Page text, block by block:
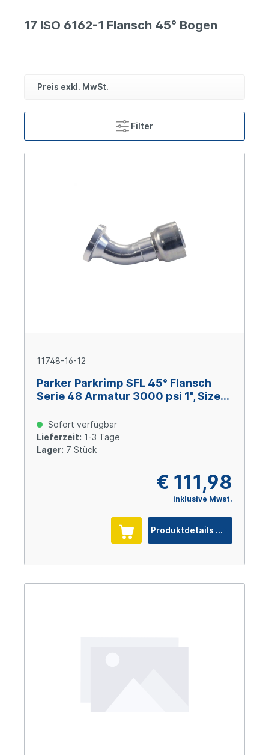
17 ISO 6162-1 Flansch 45° Bogen
Preis exkl. MwSt.
Filter
11748-16-12
Parker Parkrimp SFL 45° Flansch
Serie 48 Armatur 3000 psi 1", Size
Sofort verfügbar
Lieferzeit: 1-3 Tage
Lager: 7 Stück
€ 111,98
inklusive Mwst.
Produktdetails